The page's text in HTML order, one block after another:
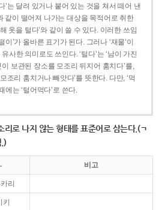
’는 달려 있거나 붙어 있는 것을 쳐서 떼어 낸
같이 떨어져 나가는 대상을 목적어로 취한
옷을 털다’와 같이 쓸 수 있다. 이러한 쓰임
이’가 올바른 표기가 된다. 그러나 ‘재물’이
사한 의미로도 쓰인다. ‘털다’는 ‘남이 가진
보관된 장소를 모조리 뒤지어 훔치다’를,
조리 훔치거나 빼앗다’를 뜻한다. 다만, ‘먹
에는 ‘털어먹다’로 쓴다.
리로 나지 않는 형태를 표준어로 삼는다.(ㄱ
비고
리